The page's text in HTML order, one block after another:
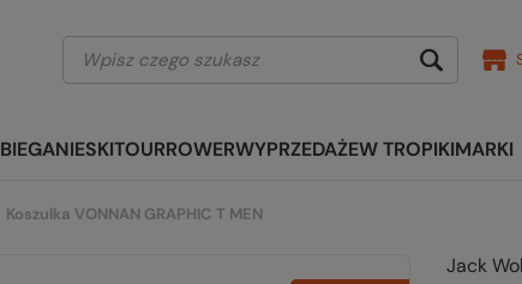
BIEGANIESKITOURROWERWYPRZEDAŻEW TROPIKIMARKI
Koszulka VONNAN GRAPHIC T MEN
Jack